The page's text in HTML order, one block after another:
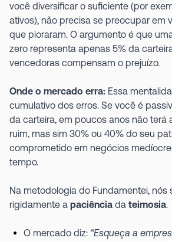
você diversificar o suficiente (por
ativos), não precisa se preocupar em
que pioraram. O argumento é que
zero representa apenas 5% da
vencedoras compensam o prejuízo.
Onde o mercado erra: Essa
cumulativo dos erros. Se você é
da carteira, em poucos anos não terá
ruim, mas sim 30% ou 40% do seu
comprometido em negócios
tempo.
Na metodologia do Fundamentei, nós
rigidamente a paciência da teimosia.
O mercado diz: “Esqueça a